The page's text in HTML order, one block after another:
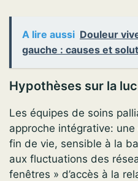
A lire aussi Douleur
gauche : causes et
Hypothèses sur la
Les équipes de soins
approche intégrative:
fin de vie, sensible à la
aux fluctuations des
fenêtres » d’accès à la